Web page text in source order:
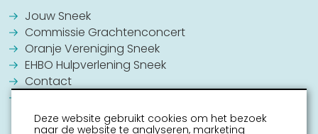
Jouw Sneek
Commissie Grachtenconcert
Oranje Vereniging Sneek
EHBO Hulpverlening Sneek
Contact
Deze website gebruikt cookies om het bezoek
naar de website te analyseren, marketing